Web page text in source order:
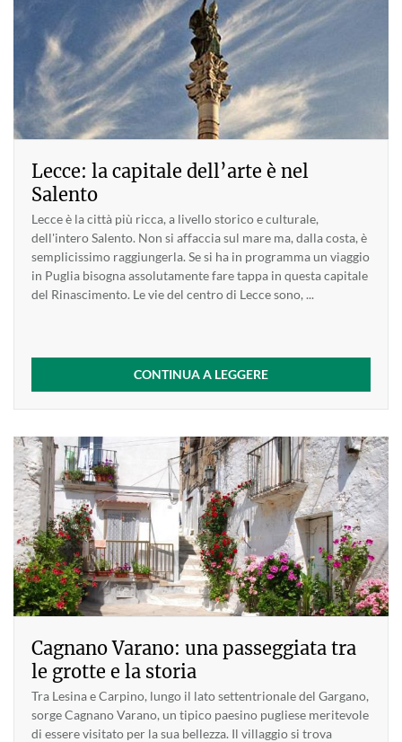
Lecce: la capitale dell’arte è nel
Salento
Lecce è la città più ricca, a livello storico e culturale,
dell'intero Salento. Non si affaccia sul mare ma, dalla costa, è
semplicissimo raggiungerla. Se si ha in programma un viaggio
in Puglia bisogna assolutamente fare tappa in questa capitale
del Rinascimento. Le vie del centro di Lecce sono, ...
CONTINUA A LEGGERE
Cagnano Varano: una passeggiata tra
le grotte e la storia
Tra Lesina e Carpino, lungo il lato settentrionale del Gargano,
sorge Cagnano Varano, un tipico paesino pugliese meritevole
di essere visitato per la sua bellezza. Il villaggio si trova